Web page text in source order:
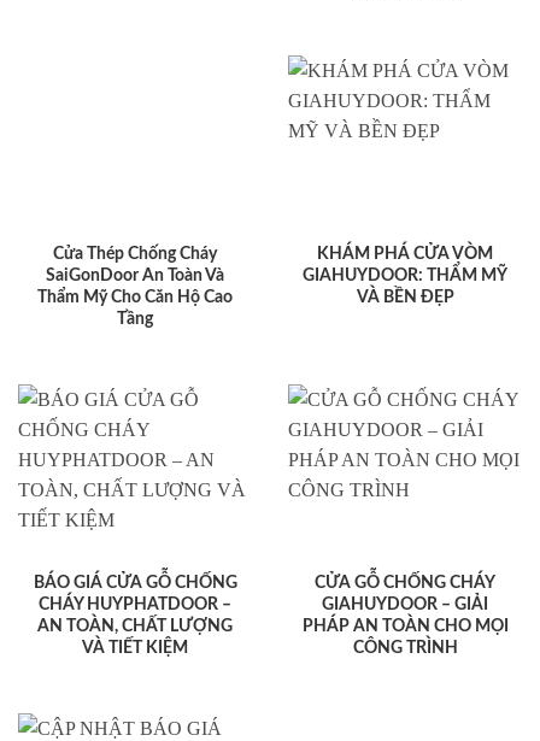
Cửa Thép Chống Cháy
SaiGonDoor An Toàn Và
Thẩm Mỹ Cho Căn Hộ Cao
Tầng
KHÁM PHÁ CỬA VÒM
GIAHUYDOOR: THẨM MỸ
VÀ BỀN ĐẸP
BÁO GIÁ CỬA GỖ CHỐNG
CHÁY HUYPHATDOOR –
AN TOÀN, CHẤT LƯỢNG
VÀ TIẾT KIỆM
CỬA GỖ CHỐNG CHÁY
GIAHUYDOOR – GIẢI
PHÁP AN TOÀN CHO MỌI
CÔNG TRÌNH